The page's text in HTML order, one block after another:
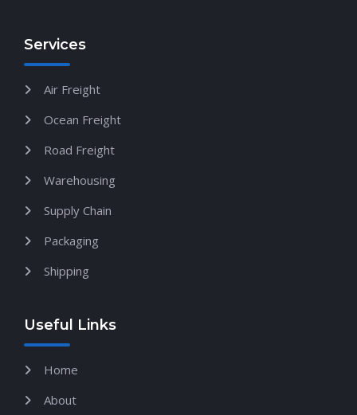
Services
Air Freight
Ocean Freight
Road Freight
Warehousing
Supply Chain
Packaging
Shipping
Useful Links
Home
About